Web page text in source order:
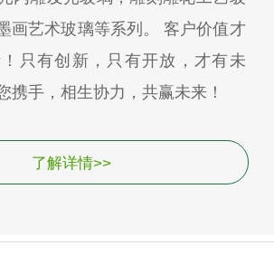
画艺术玻璃等系列。 客户价值才
只有创新，只有开放，才有未
携手，相生协力，共赢未来！
了解详情>>